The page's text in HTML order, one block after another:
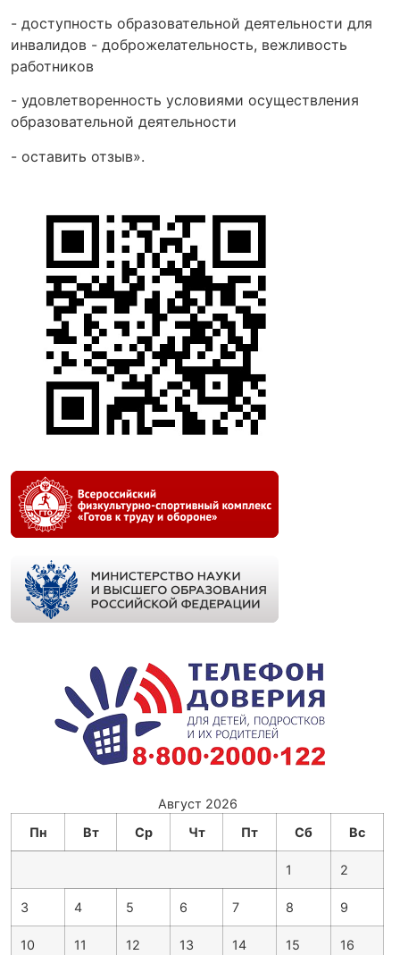
- доступность образовательной деятельности для
инвалидов - доброжелательность, вежливость
работников
- удовлетворенность условиями осуществления
образовательной деятельности
- оставить отзыв».
Август 2026
Пн
Вт Ср Чт Пт Сб Вс
1 2
3 4 5 6 7 8 9
10 11 12 13 14 15 16